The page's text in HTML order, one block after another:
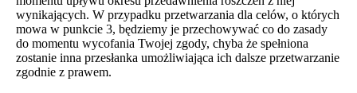
wynikających. W przypadku przetwarzania dla celów, o których
mowa w punkcie 3, będziemy je przechowywać co do zasady
do momentu wycofania Twojej zgody, chyba że spełniona
zostanie inna przesłanka umożliwiająca ich dalsze przetwarzanie
zgodnie z prawem.